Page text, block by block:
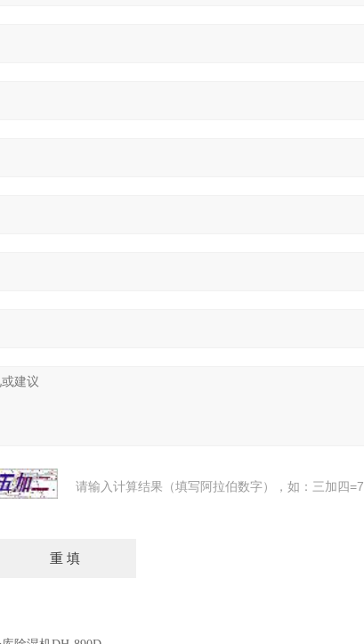
请输入计算结果（填写阿拉伯数字），如：三加四=7